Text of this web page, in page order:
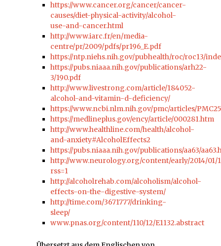
https://www.cancer.org/cancer/cancer-
causes/diet-physical-activity/alcohol-
use-and-cancer.html
http://www.iarc.fr/en/media-
centre/pr/2009/pdfs/pr196_E.pdf
https://ntp.niehs.nih.gov/pubhealth/roc/roc13/
https://pubs.niaaa.nih.gov/publications/arh22-
3/190.pdf
http://www.livestrong.com/article/184052-
alcohol-and-vitamin-d-deficiency/
https://www.ncbi.nlm.nih.gov/pmc/articles/
https://medlineplus.gov/ency/article/000281.htm
http://www.healthline.com/health/alcohol-
and-anxiety#AlcoholEffects2
https://pubs.niaaa.nih.gov/publications/aa63/
http://www.neurology.org/content/early/2014/01/
rss=1
http://alcoholrehab.com/alcoholism/alcohol-
effects-on-the-digestive-system/
http://time.com/3671777/drinking-
sleep/
www.pnas.org/content/110/12/E1132.abstract